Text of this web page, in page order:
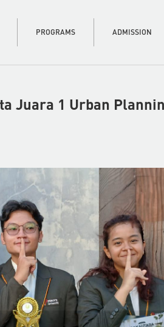
PROGRAMS ADMISSION
Juara 1 Urban